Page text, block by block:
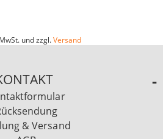
und zzgl.Versand
& Versand